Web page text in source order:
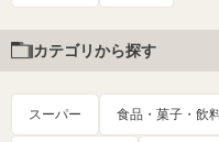
カテゴリから探す
スーパー 食品・菓子・飲